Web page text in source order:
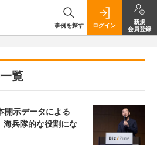
事例を探す ログイン
新規
会員登録
覧
開示データによる
兵隊的な役割にな